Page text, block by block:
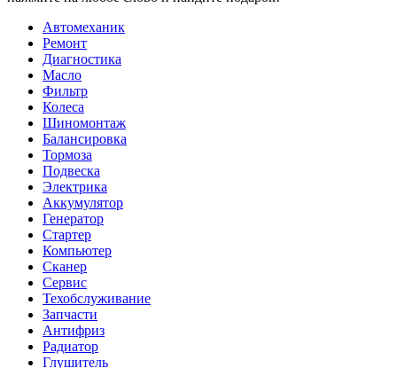
Автомеханик
Ремонт
Диагностика
Масло
Фильтр
Колеса
Шиномонтаж
Балансировка
Тормоза
Подвеска
Электрика
Аккумулятор
Генератор
Стартер
Компьютер
Сканер
Сервис
Техобслуживание
Запчасти
Антифриз
Радиатор
Глушитель